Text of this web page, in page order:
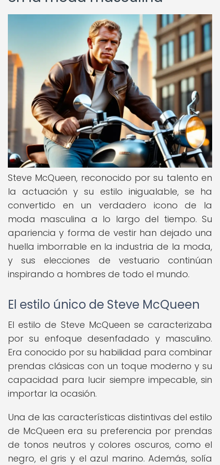
Steve McQueen, reconocido por su talento en
la actuación y su estilo inigualable, se ha
convertido en un verdadero icono de la
moda masculina a lo largo del tiempo. Su
apariencia y forma de vestir han dejado una
huella imborrable en la industria de la moda,
y sus elecciones de vestuario continúan
inspirando a hombres de todo el mundo.
El estilo único de Steve McQueen
El estilo de Steve McQueen se caracterizaba
por su enfoque desenfadado y masculino.
Era conocido por su habilidad para combinar
prendas clásicas con un toque moderno y su
capacidad para lucir siempre impecable, sin
importar la ocasión.
Una de las características distintivas del estilo
de McQueen era su preferencia por prendas
de tonos neutros y colores oscuros, como el
negro, el gris y el azul marino. Además, solía